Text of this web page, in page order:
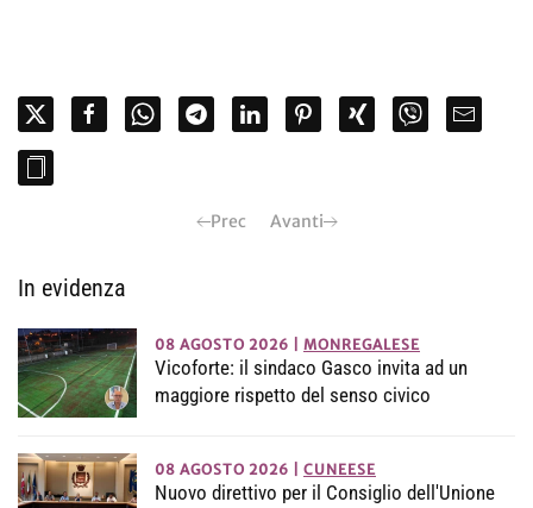
Prec Avanti
In evidenza
08 AGOSTO 2026 MONREGALESE
Vicoforte: il sindaco Gasco invita ad un
maggiore rispetto del senso civico
08 AGOSTO 2026 CUNEESE
Nuovo direttivo per il Consiglio dell'Unione